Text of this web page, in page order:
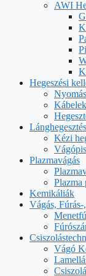
AWI
Hegeszési
Lánghegesztés
Kézi
Plazmavágás
Plazma
Kemikáliák
Vágás, Fúrás-,
Vágó